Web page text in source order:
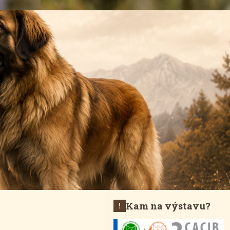
! Kam na výstavu?